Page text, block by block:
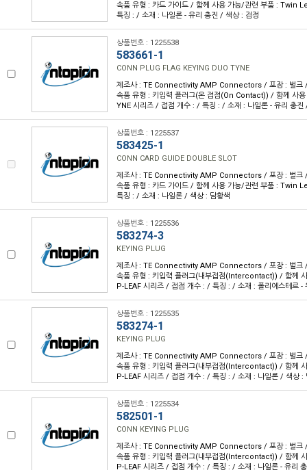
속품 유형 : 카드 가이드 / 함께 사용 가능/관련 부품 : Twin
특징 : / 소재 : 나일론 - 유리 충진 / 색상 : 검정
상품번호 : 1225538
583661-1
CONN PLUG FLAG KEYING DUO TYNE
제조사 : TE Connectivity AMP Connectors / 포장 : 벌크
속품 유형 : 키입력 플러그(온 접점(On Contact)) / 함께 사
YNE 시리즈 / 접점 개수 : / 특징 : / 소재 : 나일론 - 유리 충진
상품번호 : 1225537
583425-1
CONN CARD GUIDE DOUBLE SLOT
제조사 : TE Connectivity AMP Connectors / 포장 : 벌크
속품 유형 : 카드 가이드 / 함께 사용 가능/관련 부품 : Twin
특징 : / 소재 : 나일론 / 색상 : 담황색
상품번호 : 1225536
583274-3
KEYING PLUG
제조사 : TE Connectivity AMP Connectors / 포장 : 벌크
속품 유형 : 키입력 플러그(내부접점(Intercontact)) / 함께
P-LEAF 시리즈 / 접점 개수 : / 특징 : / 소재 : 폴리에스테르 -
상품번호 : 1225535
583274-1
KEYING PLUG
제조사 : TE Connectivity AMP Connectors / 포장 : 벌크
속품 유형 : 키입력 플러그(내부접점(Intercontact)) / 함께
P-LEAF 시리즈 / 접점 개수 : / 특징 : / 소재 : 나일론 / 색상 :
상품번호 : 1225534
582501-1
CONN KEYING PLUG
제조사 : TE Connectivity AMP Connectors / 포장 : 벌크
속품 유형 : 키입력 플러그(내부접점(Intercontact)) / 함께
P-LEAF 시리즈 / 접점 개수 : / 특징 : / 소재 : 나일론 - 유리